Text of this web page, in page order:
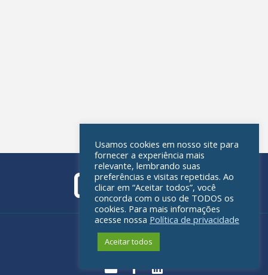
Política de privacidade
Usamos cookies em nosso site para
fornecer a experiência mais
relevante, lembrando suas
preferências e visitas repetidas. Ao
clicar em “Aceitar todos”, você
concorda com o uso de TODOS os
cookies. Para mais informações
acesse nossa Política de privacidade
Aceitar todos